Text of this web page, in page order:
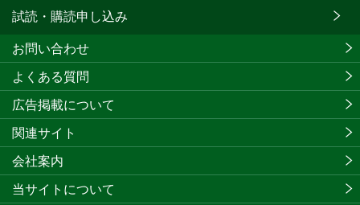
試読・購読申し込み
お問い合わせ
よくある質問
広告掲載について
関連サイト
会社案内
当サイトについて